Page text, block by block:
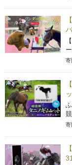
寄
寄
31